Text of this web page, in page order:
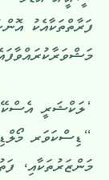
ފަރާތްތަކާއެކު
‘ލަކްޝަރީ
“ޑިސްކަވަރ
މަންޒަރުތަކާއި،